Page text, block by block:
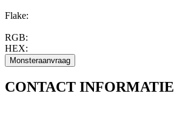
Flake:
RGB:
HEX:
CONTACT INFORMATIE